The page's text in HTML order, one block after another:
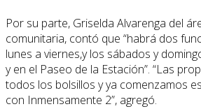
Por su parte, Griselda Alvarenga del
comunitaria, contó que “habrá dos
lunes a viernes,y los sábados y
y en el Paseo de la Estación”. “Las
todos los bolsillos y ya comenzamos
con Inmensamente 2”, agregó.